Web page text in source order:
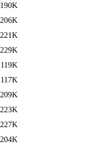
190K
206K
221K
229K
119K
117K
209K
223K
227K
204K